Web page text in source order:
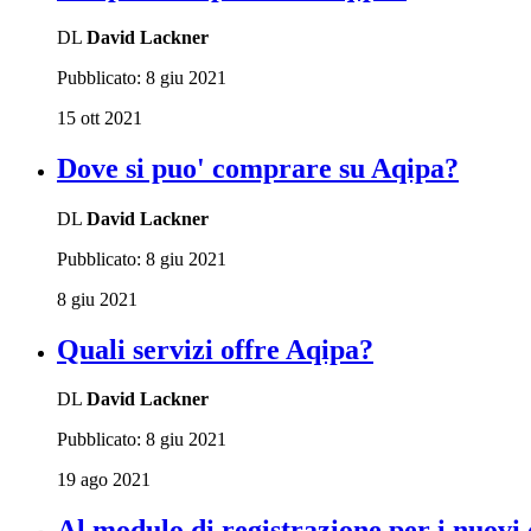
DL David Lackner
Pubblicato: 8 giu 2021
15 ott 2021
Dove si puo' comprare su Aqipa?
DL David Lackner
Pubblicato: 8 giu 2021
8 giu 2021
Quali servizi offre Aqipa?
DL David Lackner
Pubblicato: 8 giu 2021
19 ago 2021